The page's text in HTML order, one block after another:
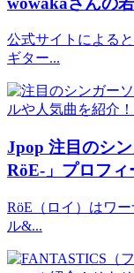
公式サイトによる
ギター...
Jpop 注目のシ
RöE-」プロフ
RöE（ロイ）はワ
ル&...